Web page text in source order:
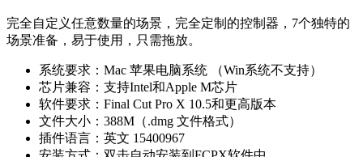
完全自定义任意数量的场景，完全定制的控制器，7个独特的
场景准备，易于使用，只需拖放。
系统要求：Mac 苹果电脑系统 （Win系统不支持）
芯片兼容：支持Intel和Apple M芯片
软件要求：Final Cut Pro X 10.5和更高版本
文件大小：388M（.dmg 文件格式）
插件语言：英文 15400967